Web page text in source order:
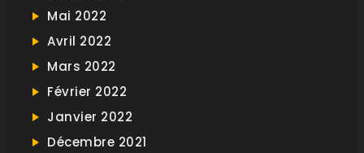
Mai 2022
Avril 2022
Mars 2022
Février 2022
Janvier 2022
Décembre 2021